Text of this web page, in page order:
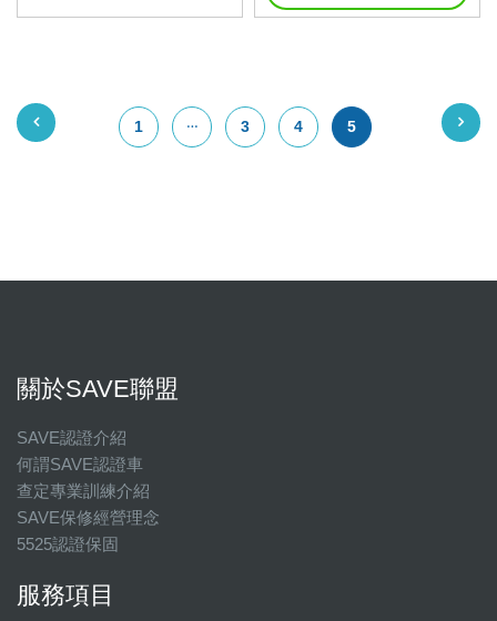
1 3 4 5
關於SAVE聯盟
SAVE認證介紹
何謂SAVE認證車
查定專業訓練介紹
SAVE保修經營理念
5525認證保固
服務項目